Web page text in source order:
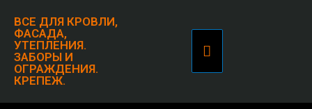
ВСЕ ДЛЯ КРОВЛИ,
ФАСАДА,
УТЕПЛЕНИЯ.
ЗАБОРЫ И
ОГРАЖДЕНИЯ.
КРЕПЕЖ.